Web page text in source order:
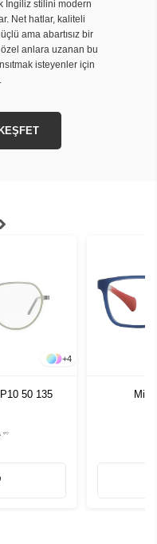
İngiliz stilini modern
Net hatlar, kaliteli
ama abartısız bir
özel anlara uzanan bu
isteyenler için
+4
50 135